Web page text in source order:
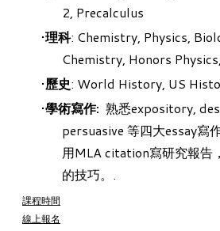
2, Precalculus
理科: Chemistry, Physics,
Chemistry, Honors
歷史: World History, US
學術寫作: 熟悉expository,
persuasive 等四大essay寫
用MLA citation寫研究報告
的技巧。.
課程時間
線上報名